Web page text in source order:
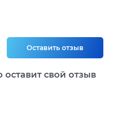
Оставить отзыв
оставит свой отзыв